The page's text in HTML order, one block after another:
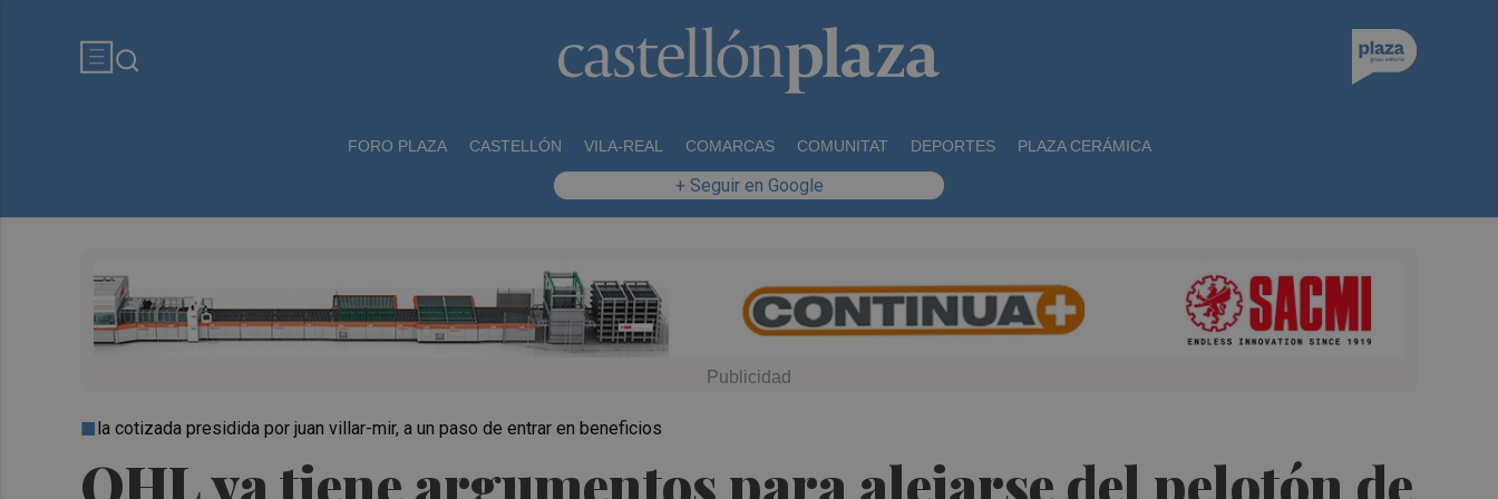
FORO PLAZA CASTELLÓN VILA-REAL COMARCAS COMUNITAT DEPORTES PLAZA CERÁMICA
+ Seguir en Google
OHL ya tiene argumentos para alejarse del pelotón de
la cotizada presidida por juan villar-mir, a un paso de entrar en beneficios